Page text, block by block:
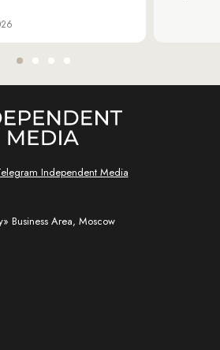
Independent Media
Business Area, Moscow